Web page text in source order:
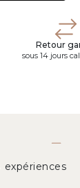
Retour
sous 14 jours